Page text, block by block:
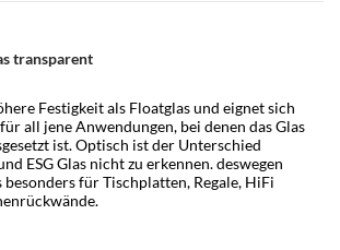
transparent
Festigkeit als Floatglas und eignet sich
all jene Anwendungen, bei denen das Glas
ist. Optisch ist der Unterschied
ESG Glas nicht zu erkennen. deswegen
besonders für Tischplatten, Regale, HiFi